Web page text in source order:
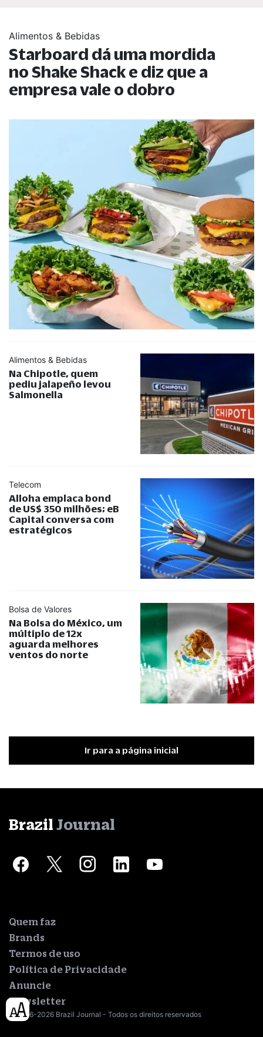
Alimentos & Bebidas
Starboard dá uma mordida
no Shake Shack e diz que a
empresa vale o dobro
Alimentos & Bebidas
Na Chipotle, quem
pediu jalapeño levou
Salmonella
Telecom
Alloha emplaca bond
de US$ 350 milhões; eB
Capital conversa com
estratégicos
Bolsa de Valores
Na Bolsa do México, um
múltiplo de 12x
aguarda melhores
ventos do norte
Ir para a página inicial
Brazil Journal
Quem faz
Brands
Termos de uso
Política de Privacidade
Anuncie
Newsletter
© 2016-2026 Brazil Journal - Todos os direitos reservados